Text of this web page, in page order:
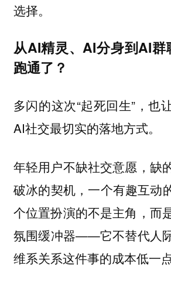
选择。
从AI精灵、AI分身到AI群
跑通了？
多闪的这次“起死回生”，也
AI社交最切实的落地方式。
年轻用户不缺社交意愿，缺
破冰的契机，一个有趣互动
个位置扮演的不是主角，而
氛围缓冲器——它不替代人
维系关系这件事的成本低一点